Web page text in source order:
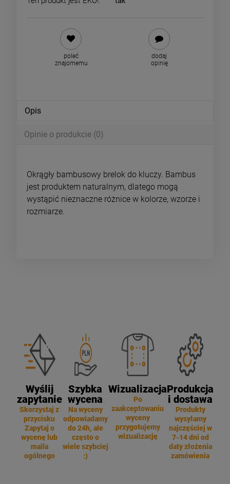
poleć
znajomemu
dodaj
opinię
Opis
Opinie o produkcie (0)
Okrągły bambusowy brelok do kluczy. Bambus
jest produktem naturalnym, dlatego mogą
wystąpić nieznaczne różnice w kolorze, wzorze i
rozmiarze.
Wyślij
zapytanie
Skorzystaj z
przycisku
Zapytaj o
wycenę lub
maila
ogólnego
Szybka
wycena
Na wyceny
odpowiadamy
do 24h, ale
często o
wiele szybciej
:)
Wizualizacja
Po
zaakceptowaniu
wyceny
przygotujemy
wizualizację
Produkcja
i dostawa
Produkty
wysyłamy
najczęściej w
7-14 dni od
daty złożenia
zamówienia